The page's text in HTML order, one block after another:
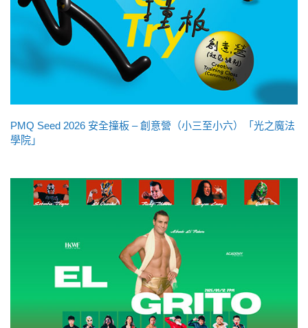
PMQ Seed 2026 安全撞板 – 創意營（小三至小六）「光之魔法
學院」